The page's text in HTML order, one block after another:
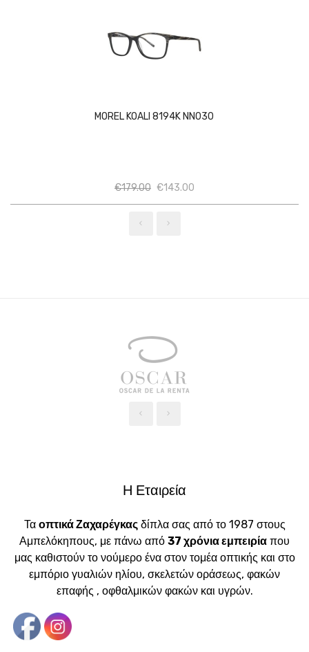
MOREL KOALI 8194K NN030
€179.00 Ποσότητα
€143.00
Η Εταιρεία
Τα οπτικά Ζαχαρέγκαςδίπλα σας από το 1987 στους
Αμπελόκηπους, με πάνω από 37 χρόνια εμπειρία που
μας καθιστούν το νούμερο ένα στον τομέα οπτικής και στο
εμπόριο γυαλιών ηλίου, σκελετών οράσεως, φακών
επαφής , οφθαλμικών φακών και υγρών.